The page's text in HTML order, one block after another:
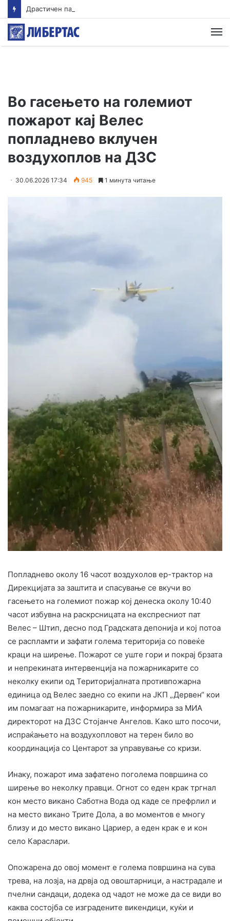
Драстичен пад на запишани првачиња годинава
Во гасењето на големиот
пожарот кај Велес
попладнево вклучен
воздухоплов на ДЗС
30.06.2026 17:34 945 1 минута читање
Попладнево околу 16 часот воздухолов ер-трактор на
Дирекцијата за заштита и спасување се вкучи во
гасењето на големиот пожар кој денеска околу 10:40
часот избувна на раскрсницата на експресниот пат
Велес – Штип, десно под Градската депонија и кој потоа
се распламти и зафати голема територија со повеќе
краци на ширење. Пожарот се уште гори и покрај брзата
и непрекината интервенција на пожарникарите со
неколку екипи од Територијалната противпожарна
единица од Велес заедно со екипи на ЈКП „Дервен“ кои
им помагаат на пожарникарите, информира за МИА
директорот на ДЗС Стојанче Ангелов. Како што посочи,
испраќањето на воздухопловот на терен било во
координација со Центарот за управување со кризи.
Инаку, пожарот има зафатено поголема површина со
ширење во неколку правци. Огнот со еден крак тргнал
кон место викано Саботна Вода од каде се префрлил и
на место викано Трите Дола, а во моментов е многу
близу и до место викано Цариер, а еден крак е и кон
село Караслари.
Опожарена до овој момент е голема површина на сува
трева, на лозја, на дрвја од овоштарници, а настрадале и
пчелни сандаци, додека од чадот не може да се види во
каква состојба се изградените викендици, куќи и